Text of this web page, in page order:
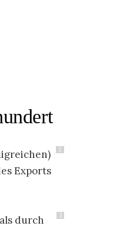
2
Exports
3
durch